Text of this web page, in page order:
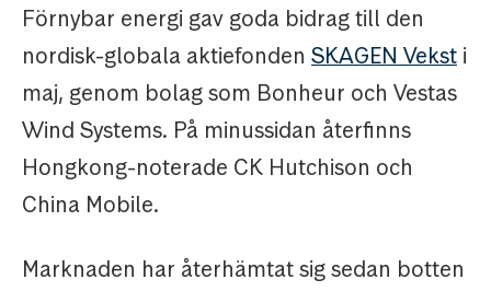
Förnybar energi gav goda bidrag till den
nordisk-globala aktiefonden SKAGEN Vekst i
maj, genom bolag som Bonheur och Vestas
Wind Systems. På minussidan återfinns
Hongkong-noterade CK Hutchison och
China Mobile.
Marknaden har återhämtat sig sedan botten